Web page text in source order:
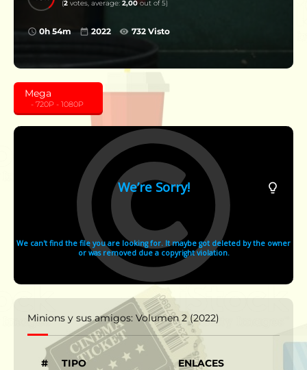
(2 votes, average: 2,00out of 5)
0h 54m 2022 732 Visto
Mega
‎ ‎ ‎ - 720P - 1080P
Minions y sus amigos: Volumen 2 (2022)
# TIPO ENLACES